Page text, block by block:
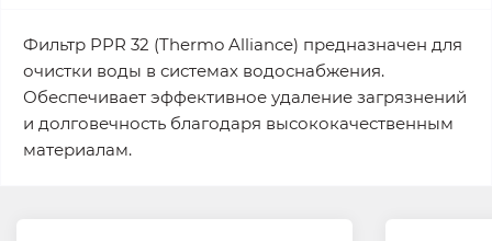
Фильтр PPR 32 (Thermo Alliance) предназначен для
очистки воды в системах водоснабжения.
Обеспечивает эффективное удаление загрязнений
и долговечность благодаря высококачественным
материалам.